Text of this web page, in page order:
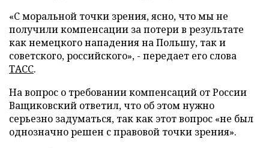
«С моральной точки зрения, ясно, что мы не
получили компенсации за потери в результате
как немецкого нападения на Польшу, так и
советского, российского», - передает его слова
ТАСС.
На вопрос о требовании компенсаций от России
Ващиковский ответил, что об этом нужно
серьезно задуматься, так как этот вопрос «не был
однозначно решен с правовой точки зрения».